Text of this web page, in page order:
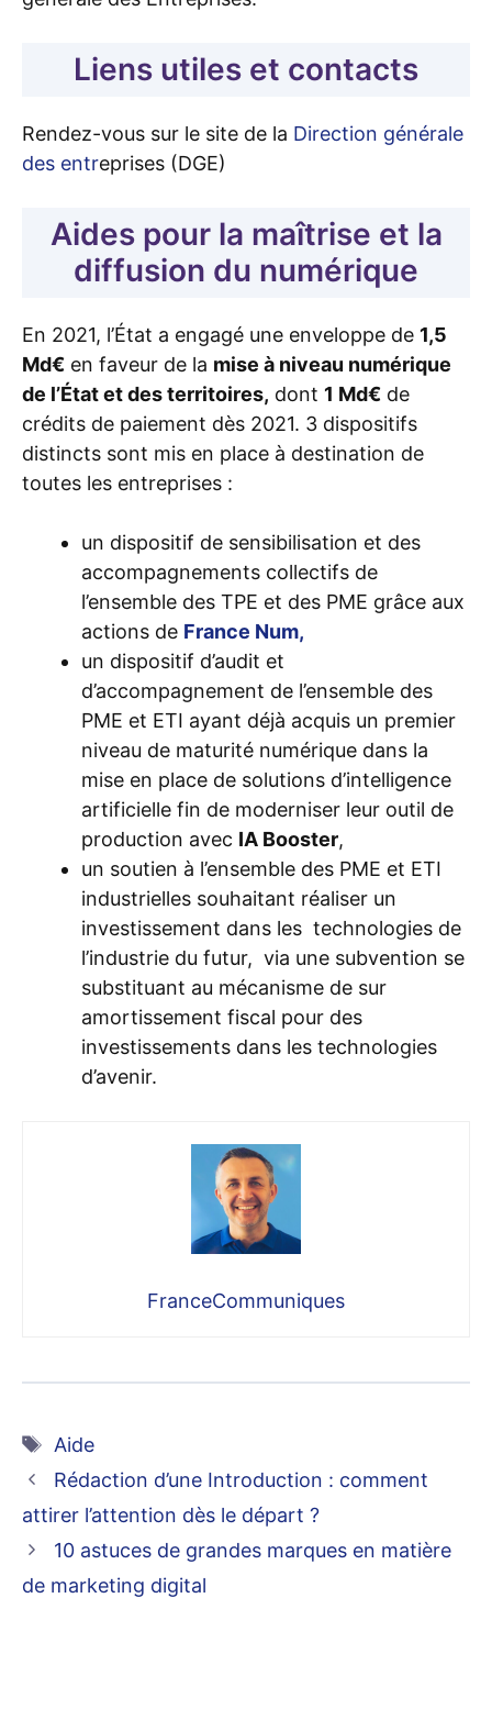
Liens utiles et contacts
Rendez-vous sur le site de la Direction générale
des entreprises (DGE)
Aides pour la maîtrise et la
diffusion du numérique
En 2021, l’État a engagé une enveloppe de 1,5
Md€ en faveur de la mise à niveau numérique
de l’État et des territoires, dont 1 Md€ de
crédits de paiement dès 2021. 3 dispositifs
distincts sont mis en place à destination de
toutes les entreprises :
un dispositif de sensibilisation et des
accompagnements collectifs de
l’ensemble des TPE et des PME grâce aux
actions de France Num,
un dispositif d’audit et
d’accompagnement de l’ensemble des
PME et ETI ayant déjà acquis un premier
niveau de maturité numérique dans la
mise en place de solutions d’intelligence
artificielle fin de moderniser leur outil de
production avec IA Booster,
un soutien à l’ensemble des PME et ETI
industrielles souhaitant réaliser un
investissement dans les technologies de
l’industrie du futur, via une subvention se
substituant au mécanisme de sur
amortissement fiscal pour des
investissements dans les technologies
d’avenir.
FranceCommuniques
Étiquettes
Aide
Rédaction d’une Introduction : comment
attirer l’attention dès le départ ?
10 astuces de grandes marques en matière
de marketing digital